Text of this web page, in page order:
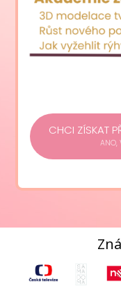
CHCI ZÍSKAT
ANO,